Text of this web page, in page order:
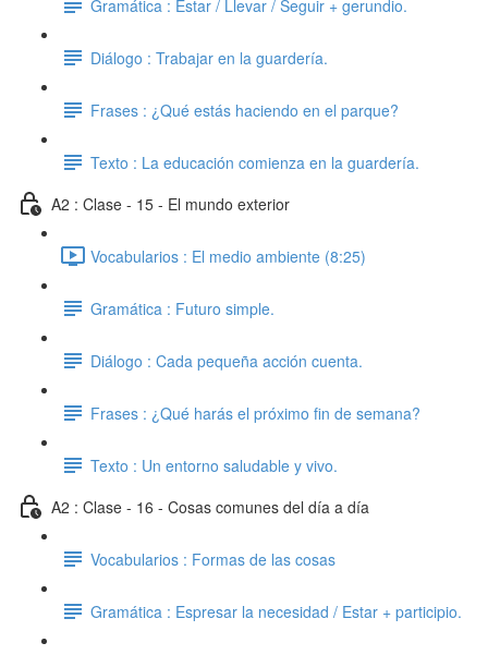
Gramática : Estar / Llevar / Seguir + gerundio.
Diálogo : Trabajar en la guardería.
Frases : ¿Qué estás haciendo en el parque?
Texto : La educación comienza en la guardería.
A2 : Clase - 15 - El mundo exterior
Vocabularios : El medio ambiente (8:25)
Gramática : Futuro simple.
Diálogo : Cada pequeña acción cuenta.
Frases : ¿Qué harás el próximo fin de semana?
Texto : Un entorno saludable y vivo.
A2 : Clase - 16 - Cosas comunes del día a día
Vocabularios : Formas de las cosas
Gramática : Espresar la necesidad / Estar + participio.